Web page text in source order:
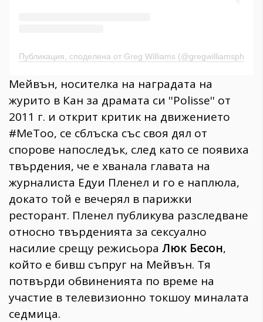
Публикация, споделена от Greg Williams
Мейвън, носителка на наградата на
журито в Кан за драмата си ''Polisse'' от
2011 г. и открит критик на движението
#MeToo, се сблъска със своя дял от
спорове напоследък, след като се появиха
твърдения, че е хванала главата на
журналиста Едуи Пленел и го е наплюла,
докато той е вечерял в парижки
ресторант. Пленел публикува разследване
относно твърденията за сексуално
насилие срещу режисьора Люк Бесон,
който е бивш съпруг на Мейвън. Тя
потвърди обвиненията по време на
участие в телевизионно токшоу миналата
седмица.